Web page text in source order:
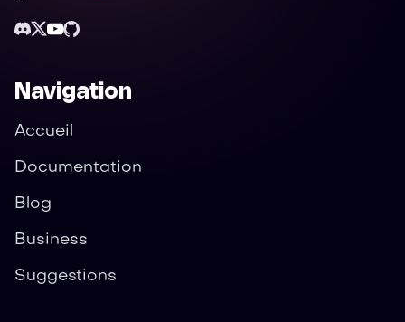
Navigation
Accueil
Documentation
Blog
Business
Suggestions